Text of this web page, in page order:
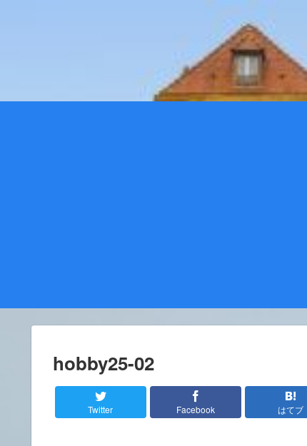
hobby25-02
Twitter Facebook はてブ